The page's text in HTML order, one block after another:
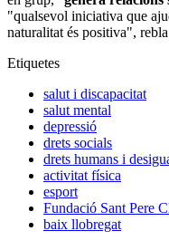
"qualsevol iniciativa que
naturalitat és positiva",
Etiquetes
salut i discapacitat
salut mental
depressió
drets socials
drets humans i
activitat física
esport
Fundació Sant Pere
baix llobregat